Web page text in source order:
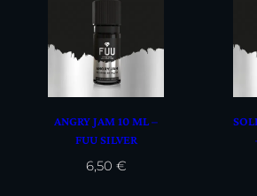
ANGRY JAM 10 ML –
FUU SILVER
6,50 €